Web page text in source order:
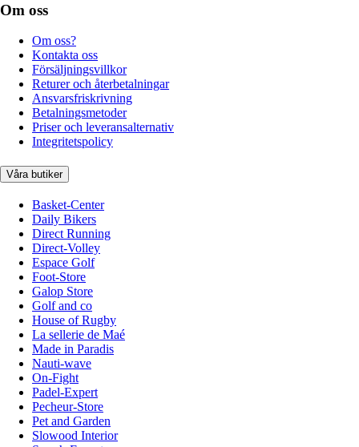
Om oss
Om oss?
Kontakta oss
Försäljningsvillkor
Returer och återbetalningar
Ansvarsfriskrivning
Betalningsmetoder
Priser och leveransalternativ
Integritetspolicy
Våra butiker
Basket-Center
Daily Bikers
Direct Running
Direct-Volley
Espace Golf
Foot-Store
Galop Store
Golf and co
House of Rugby
La sellerie de Maé
Made in Paradis
Nauti-wave
On-Fight
Padel-Expert
Pecheur-Store
Pet and Garden
Slowood Interior